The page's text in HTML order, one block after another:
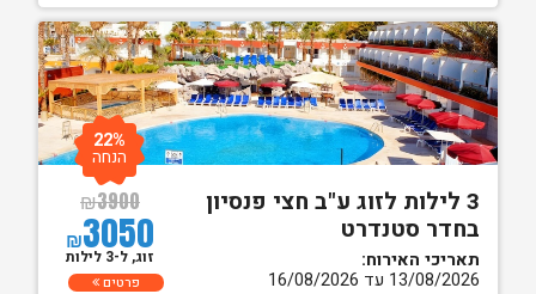
3 לילות לזוג ע"ב חצי פנסיון
בחדר סטנדרט
תאריכי האירוח:
13/08/2026 עד 16/08/2026
₪3900
₪3050
22%
הנחה
זוג, ל-3 לילות
פרטים